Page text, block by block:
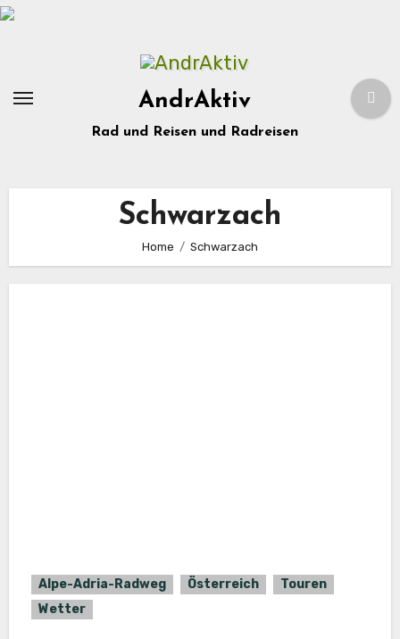
Zum
AndrAktiv
Rad und Reisen und Radreisen
Schwarzach
Home Schwarzach
Alpe-Adria-Radweg Österreich
Touren
Wetter